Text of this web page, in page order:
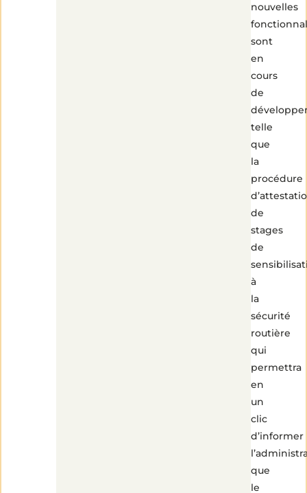
nouvelles
sont
en
cours
de
telle
que
la
procédure
de
stages
de
à
la
sécurité
routière
qui
permettra
en
un
clic
d’informer
que
le